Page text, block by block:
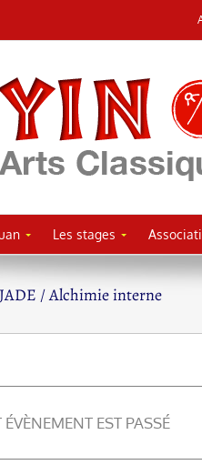
Les stages
/ Alchimie interne
ÉVÈNEMENT EST PASSÉ